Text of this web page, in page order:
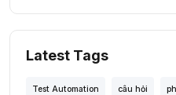
Latest Tags
Test Automation câu hỏi